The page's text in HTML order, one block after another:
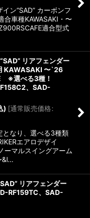
ン“SAD” カーボンフ
合車種KAWASAKI・〜
適合型式
リアフェンダー
KAWASAKI 〜`26
※選べる3種！
、SAD-
) [通常販売価格:
なり、選べる3種類
エアロデザイ
ーマルスイングアーム
&l…
リアフェンダー
RF159TC、SAD-